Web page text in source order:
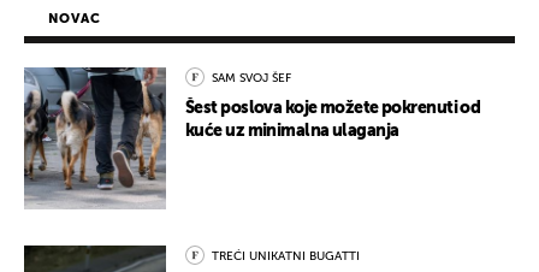
NOVAC
SAM SVOJ ŠEF
Šest poslova koje možete pokrenuti od
kuće uz minimalna ulaganja
TREĆI UNIKATNI BUGATTI